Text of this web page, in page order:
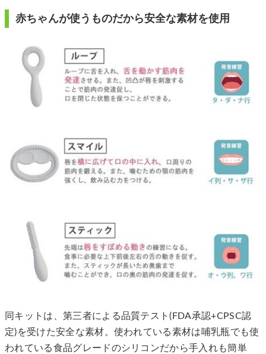
赤ちゃんが使うものだから安全な素材を使用
同キットは、第三者による品質テスト(FDA承認+CPSC認
定)を受けた安全な素材。使われている素材は哺乳瓶でも使
われている食品グレードのシリコンだから手入れも簡単